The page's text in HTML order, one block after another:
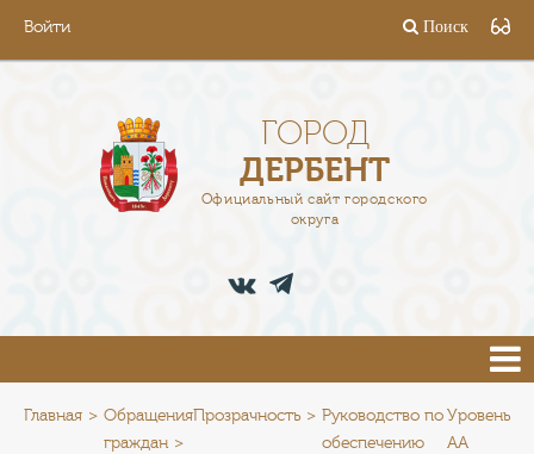
Войти Поиск
ГОРОД
ДЕРБЕНТ
Официальный сайт городского
округа
АДМИНИСТРАЦИЯ
ПРЕСС-ЦЕНТР
Главная
Обращения
граждан
Прозрачность
Руководство по
обеспечению
Уровень
АА